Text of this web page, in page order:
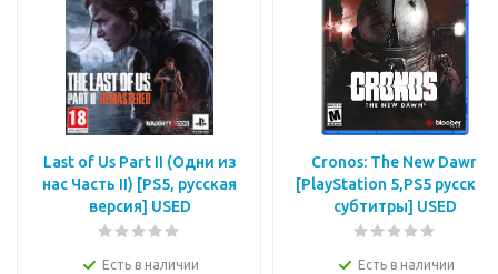
Last of Us Part II (Одни из
нас Часть II) [PS5, русская
версия] USED
Есть в наличии
Cronos: The New Dawn
[PlayStation 5,PS5 русские
субтитры] USED
Есть в наличии